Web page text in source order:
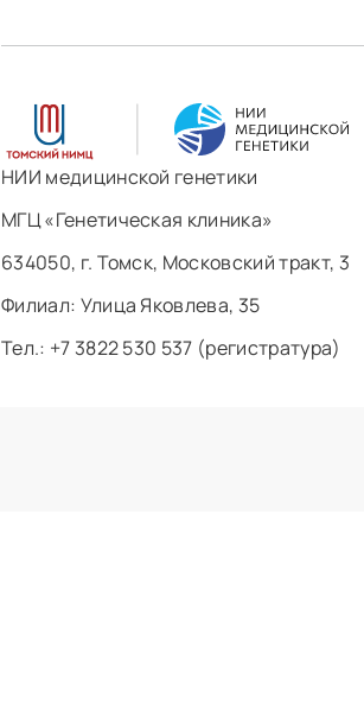
НИИ медицинской генетики
МГЦ «Генетическая клиника»
634050, г. Томск, Московский тракт, 3
Филиал: ​Улица Яковлева, 35
Тел.: +7 3822 530 537 (регистратура)